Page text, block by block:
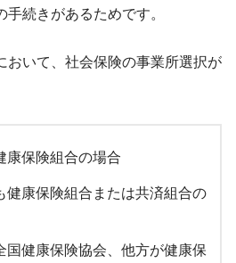
続きがあるためです。
おいて、社会保険の事業所選択が
康保険組合の場合
健康保険組合または共済組合の
国健康保険協会、他方が健康保